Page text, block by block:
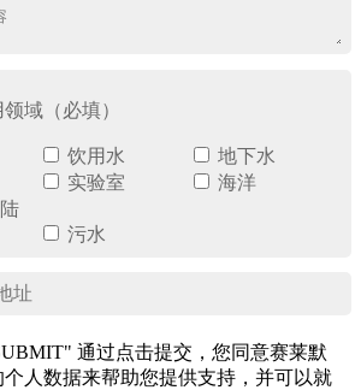
域（必填）
饮用水
地下水
实验室
海洋
污水
通过点击提交，您同意赛莱默
人数据来帮助您提供支持，并可以就